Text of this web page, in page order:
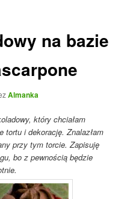
na bazie
Almanka
który chciałam
tortu i dekorację. Znalazłam
przy tym torcie. Zapisuję
bo z pewnością będzie